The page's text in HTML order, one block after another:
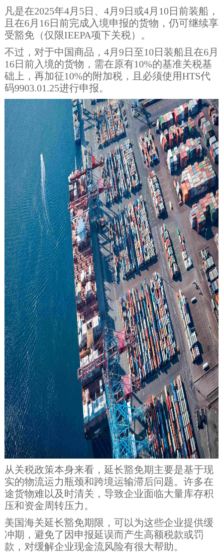
凡是在2025年4月5日、4月9日或4月10日前装船，
且在6月16日前完成入境申报的货物，仍可继续享
受豁免（仅限IEEPA项下关税）。
不过，对于中国商品，4月9日至10日装船且在6月
16日前入境的货物，需在原有10%的基准关税基
础上，再加征10%的附加税，且必须使用HTS代
码9903.01.25进行申报。
从关税政策本身来看，延长豁免期主要是基于现
实的物流运力瓶颈和跨境运输滞后问题。许多在
途货物难以及时清关，导致企业面临大量库存积
压和资金周转压力。
美国海关延长豁免期限，可以为这些企业提供缓
冲期，避免了因申报延误而产生高额税款或罚
款，对缓解企业现金流风险有很大帮助。